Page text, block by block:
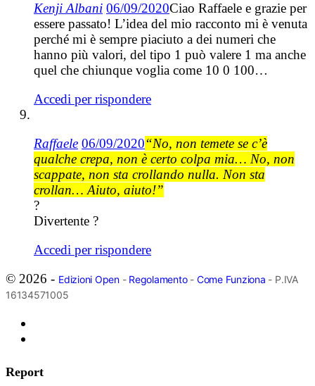
Kenji Albani 06/09/2020Ciao Raffaele e grazie per
essere passato! L’idea del mio racconto mi è venuta
perché mi è sempre piaciuto a dei numeri che
hanno più valori, del tipo 1 può valere 1 ma anche
quel che chiunque voglia come 10 0 100…
Accedi per rispondere
Raffaele 06/09/2020“No, non temete se c’è
qualche crepa, non è certo colpa mia… No, non
scappate, non sta crollando nulla. Non sta
crollan… Aiuto, aiuto!”
?
Divertente ?
Accedi per rispondere
© 2026 - Edizioni Open- Regolamento- Come Funziona - P.IVA
16134571005
Report